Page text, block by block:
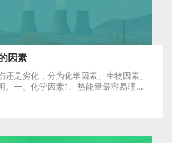
因素
是劣化，分为化学因素、生物因素、
。一、化学因素1、热能量最容易理...